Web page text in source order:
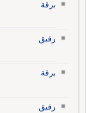
برقة
رقيق
برقة
رقيق